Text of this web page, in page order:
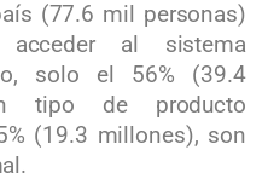
(77.6 mil personas)
al sistema
solo el 56% (39.4
tipo de producto
(19.3 millones), son